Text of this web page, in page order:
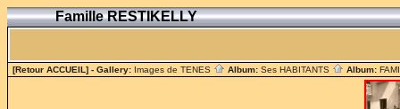
Famille RESTIKELLY
[Retour ACCUEIL] - Gallery: Images de TENES Album: Ses HABITANTS Album: